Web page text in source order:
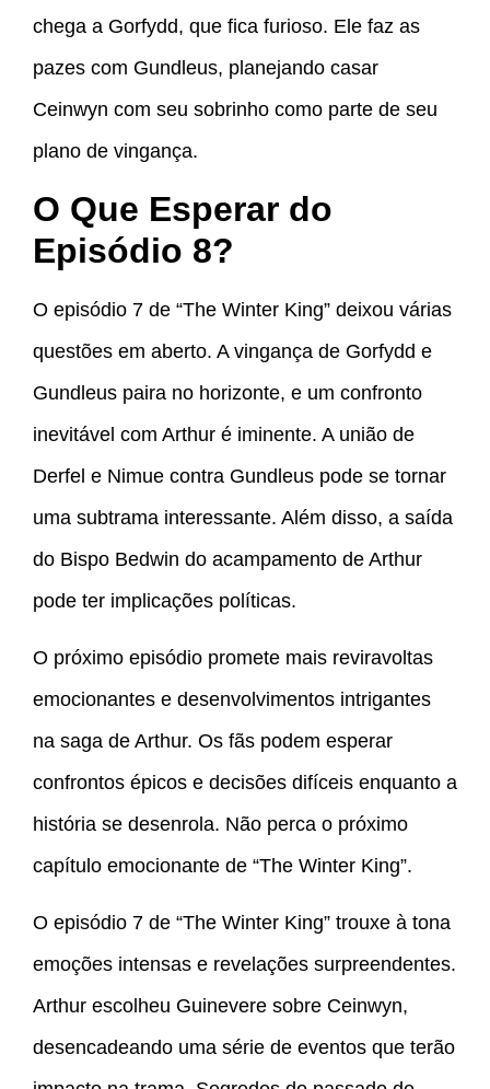
chega a Gorfydd, que fica furioso. Ele faz as
pazes com Gundleus, planejando casar
Ceinwyn com seu sobrinho como parte de seu
plano de vingança.
O Que Esperar do
Episódio 8?
O episódio 7 de “The Winter King” deixou várias
questões em aberto. A vingança de Gorfydd e
Gundleus paira no horizonte, e um confronto
inevitável com Arthur é iminente. A união de
Derfel e Nimue contra Gundleus pode se tornar
uma subtrama interessante. Além disso, a saída
do Bispo Bedwin do acampamento de Arthur
pode ter implicações políticas.
O próximo episódio promete mais reviravoltas
emocionantes e desenvolvimentos intrigantes
na saga de Arthur. Os fãs podem esperar
confrontos épicos e decisões difíceis enquanto a
história se desenrola. Não perca o próximo
capítulo emocionante de “The Winter King”.
O episódio 7 de “The Winter King” trouxe à tona
emoções intensas e revelações surpreendentes.
Arthur escolheu Guinevere sobre Ceinwyn,
desencadeando uma série de eventos que terão